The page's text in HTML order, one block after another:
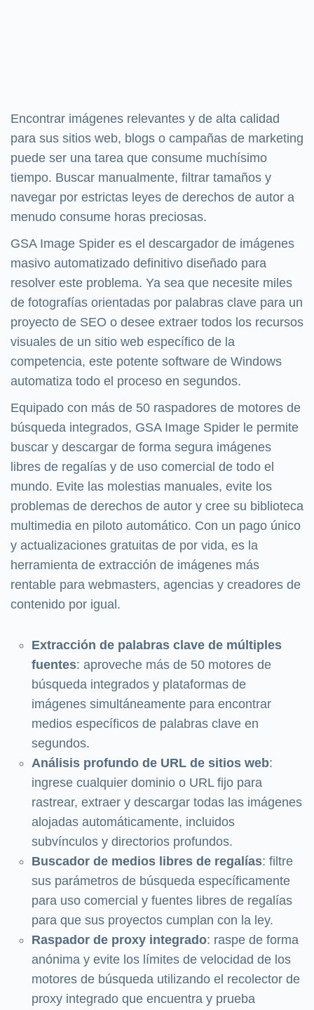
Encontrar imágenes relevantes y de alta calidad
para sus sitios web, blogs o campañas de marketing
puede ser una tarea que consume muchísimo
tiempo. Buscar manualmente, filtrar tamaños y
navegar por estrictas leyes de derechos de autor a
menudo consume horas preciosas.
GSA Image Spider es el descargador de imágenes
masivo automatizado definitivo diseñado para
resolver este problema. Ya sea que necesite miles
de fotografías orientadas por palabras clave para un
proyecto de SEO o desee extraer todos los recursos
visuales de un sitio web específico de la
competencia, este potente software de Windows
automatiza todo el proceso en segundos.
Equipado con más de 50 raspadores de motores de
búsqueda integrados, GSA Image Spider le permite
buscar y descargar de forma segura imágenes
libres de regalías y de uso comercial de todo el
mundo. Evite las molestias manuales, evite los
problemas de derechos de autor y cree su biblioteca
multimedia en piloto automático. Con un pago único
y actualizaciones gratuitas de por vida, es la
herramienta de extracción de imágenes más
rentable para webmasters, agencias y creadores de
contenido por igual.
Extracción de palabras clave de múltiples
fuentes: aproveche más de 50 motores de
búsqueda integrados y plataformas de
imágenes simultáneamente para encontrar
medios específicos de palabras clave en
segundos.
Análisis profundo de URL de sitios web:
ingrese cualquier dominio o URL fijo para
rastrear, extraer y descargar todas las imágenes
alojadas automáticamente, incluidos
subvínculos y directorios profundos.
Buscador de medios libres de regalías: filtre
sus parámetros de búsqueda específicamente
para uso comercial y fuentes libres de regalías
para que sus proyectos cumplan con la ley.
Raspador de proxy integrado: raspe de forma
anónima y evite los límites de velocidad de los
motores de búsqueda utilizando el recolector de
proxy integrado que encuentra y prueba